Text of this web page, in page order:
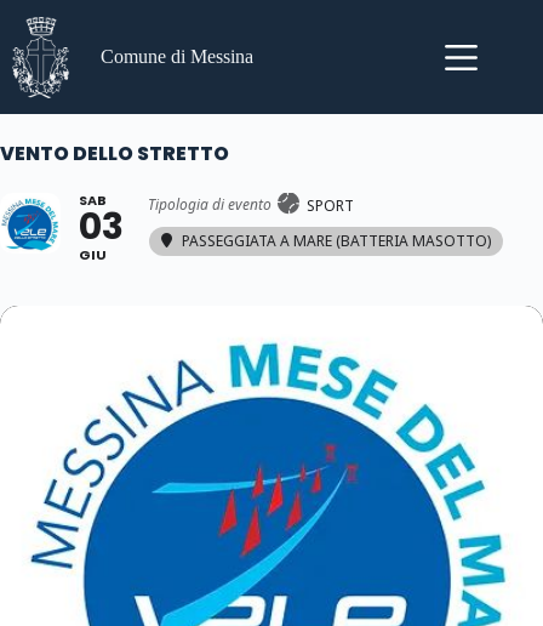
contenuto
Comune di Messina
VENTO DELLO STRETTO
SAB
03
GIU
Tipologia di evento
SPORT
PASSEGGIATA A MARE (BATTERIA MASOTTO)